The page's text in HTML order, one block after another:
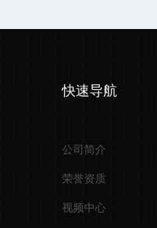
快速导航
公司简介
荣誉资质
视频中心